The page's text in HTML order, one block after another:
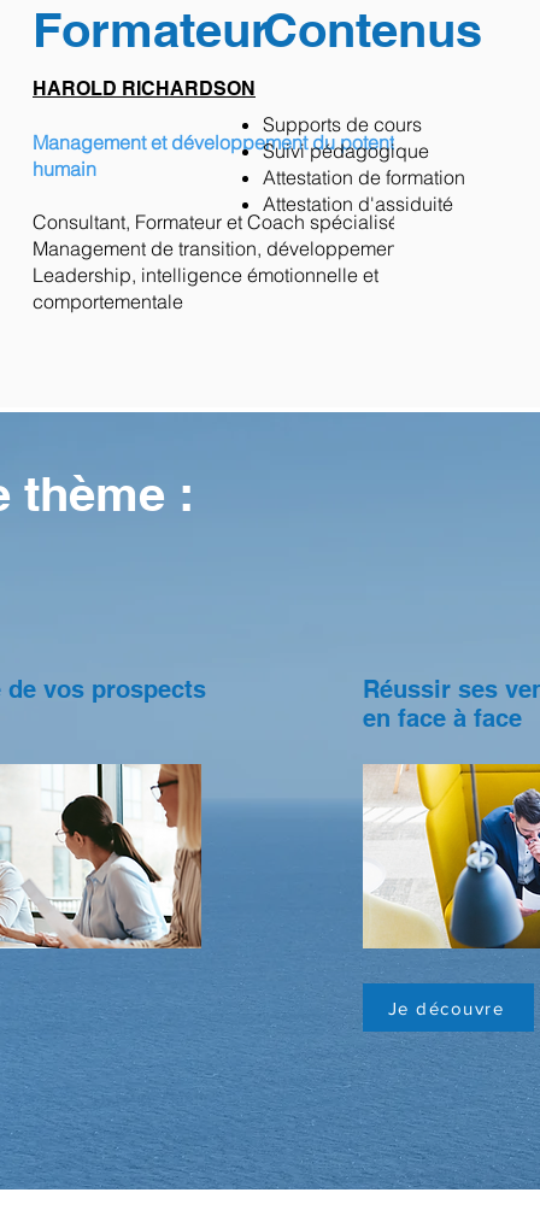
Formateur
HAROLD RICHARDSON
Management et développement du potentiel
humain
Consultant, Formateur et Coach spécialisé en
Management de transition, développement du
Leadership, intelligence émotionnelle et
comportementale
Contenus
Supports de cours
Suivi pédagogique
Attestation de formation
Attestation d'assiduité
thème :
vos prospects
Réussir ses
en face à face
Je découvre